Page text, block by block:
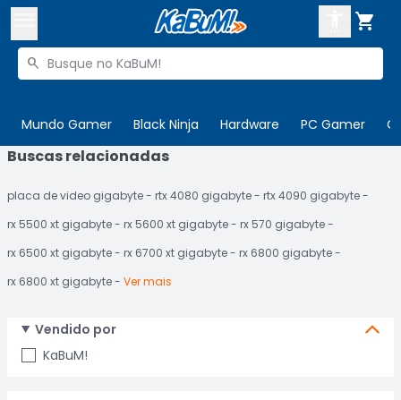

Buscar produtos

Mundo Gamer Black Ninja Hardware PC Gamer

 Departamentos
Cupons
Mais Vendidos
Ativar tradutor em libras
ENTRE
CADASTRE-SE
Buscas relacionadas
placa de video gigabyte rtx 4080 gigabyte
rtx 4090 gigabyte
rx 5500 xt gigabyte
rx 5600 xt gigabyte
rx 570 gigabyte
rx 6500 xt gigabyte
rx 6700 xt gigabyte
rx 6800 gigabyte
rx 6800 xt gigabyte
Ver mais
Vendido por
KaBuM!